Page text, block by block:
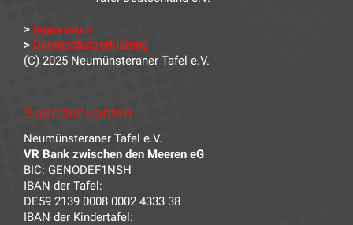
> Impressum
> Datenschutzerklärung
(C) 2025 Neumünsteraner Tafel e.V.
Spendenkonten
Neumünsteraner Tafel e.V.
VR Bank zwischen den Meeren eG
BIC: GENODEF1NSH
IBAN der Tafel:
DE59 2139 0008 0002 4333 38
IBAN der Kindertafel: